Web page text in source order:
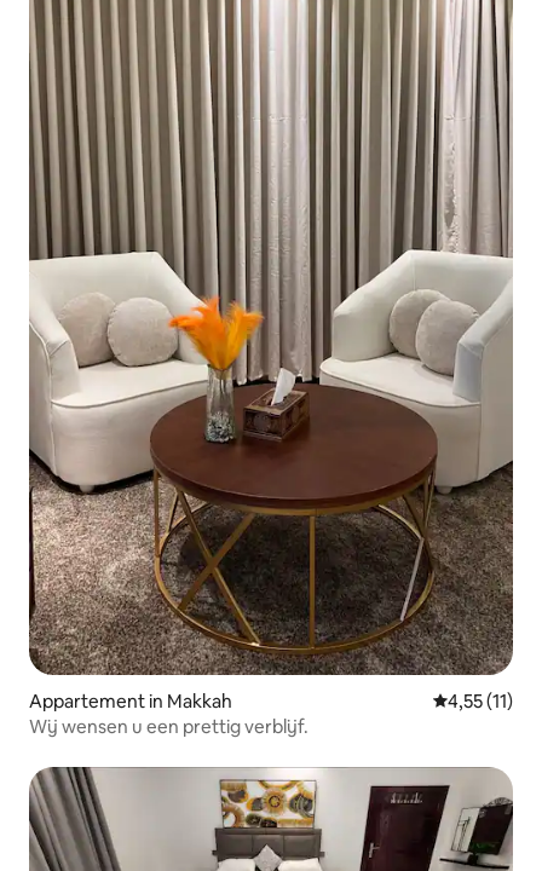
Appartement in Makkah Gemiddelde
4,55 (11)
Wij wensen u een prettig verblijf.